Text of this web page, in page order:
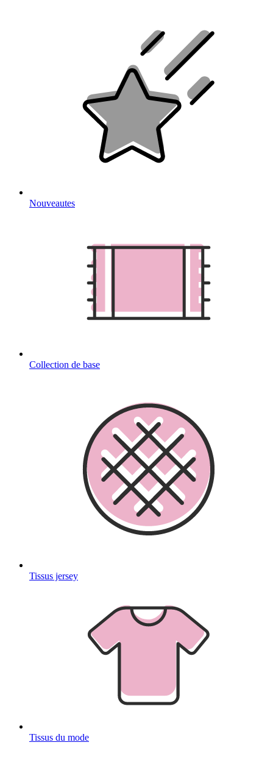
Nouveautes
Collection de base
Tissus jersey
Tissus du mode